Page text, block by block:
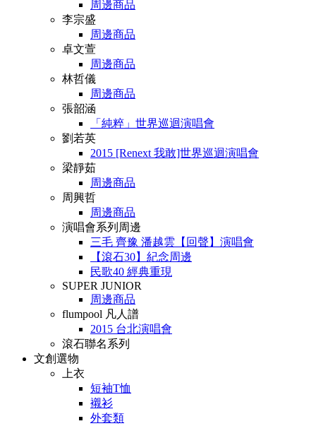
周邊商品
李宗盛
周邊商品
卓文萱
周邊商品
林哲儀
周邊商品
張韶涵
「純粹」世界巡迴演唱會
劉若英
2015 [Renext 我敢]世界巡迴演唱會
梁靜茹
周邊商品
周興哲
周邊商品
演唱會系列周邊
三毛 齊豫 潘越雲【回聲】演唱會
【滾石30】紀念周邊
民歌40 經典重現
SUPER JUNIOR
周邊商品
flumpool 凡人譜
2015 台北演唱會
滾石聯名系列
文創選物
上衣
短袖T恤
襯衫
外套類